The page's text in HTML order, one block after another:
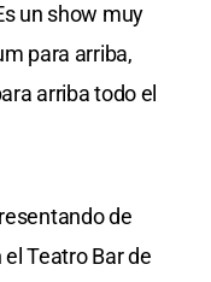
un show muy
para arriba,
arriba todo el
de
Teatro Bar de